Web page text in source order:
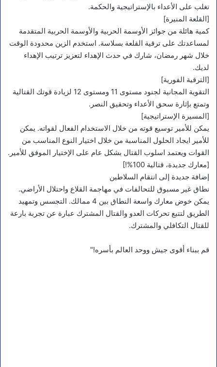
تغلب على الأعداء بالإستراتيجية والحكمة.
[القلعة المنيرة]
كمية هائلة من جوائز الأوسمة الحربية والأوسمة الحربية المتقدمة
لمساعدتك على ترقية القلعة بسلاسة. استخدم الزين محدودة الوقت
خلال شهر رمضان، شارك في حدث الإهداء لتعزيز ترتيب الإهداء
لديك.
[الترقية الفورية]
التقوية المجانية لجنود مستوى 11 ومستوى 12 لزيادة قوتك القتالية
وتمتع بإثارة سحق الأعداء وتحقيق النصر.
[المسيرة الإستراتيجية]
يمكن للأمير توسيع قوته من خلال الاستخدام الفعال لقواته. يمكن
للأمير ايجاد الحلول المناسبة من خلال اختيار النوع المناسب من
القوات ويعتمد اسلوب القتال بشكل عام على الإختيار الموفق للأمير.
[معارك جديدة، قتالية 100%!]
إضافة جديدة إلى انتقام السلاطين
نطاق غير مسبوق للتحالفات في مهاجمة القلاع واحتلال الأراضي.
يمكن خوض معارك واسعة النطاق بين 4 ممالك. التجسس وتمهيد
الطريق لتتبع تحركات العدو والقتال المشترك عبارة عن تجربة بارعة
للقتال التكافلي والمشترك.
قم ببناء أقوى جيش ووحد العالم بأسره!"